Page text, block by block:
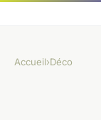
Accueil›Déco